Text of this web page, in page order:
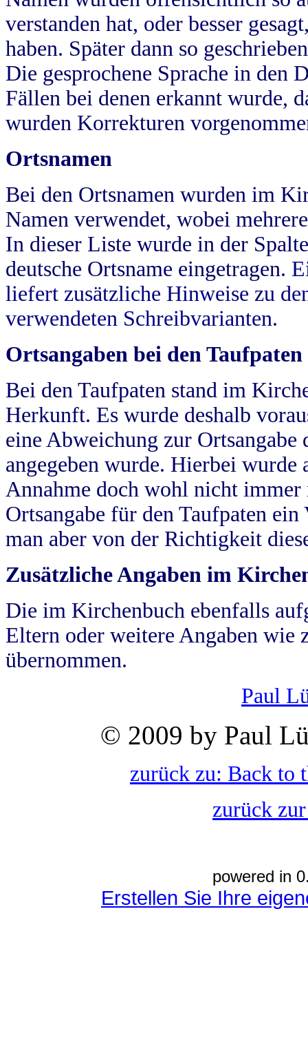
verstanden hat, oder besser
haben. Später dann so
Die gesprochene Sprache in
Fällen bei denen erkannt wurde,
wurden Korrekturen
Ortsnamen
Bei den Ortsnamen wurden im
Namen verwendet, wobei
In dieser Liste wurde in der
deutsche Ortsname eingetragen.
liefert zusätzliche Hinweise zu
verwendeten Schreibvarianten.
Ortsangaben bei den Taufpaten
Bei den Taufpaten stand im
Herkunft. Es wurde deshalb
eine Abweichung zur
angegeben wurde. Hierbei wurde
Annahme doch wohl nicht
Ortsangabe für den Taufpaten
man aber von der Richtigkeit
Zusätzliche Angaben im
Die im Kirchenbuch ebenfalls
Eltern oder weitere Angaben wie
übernommen.
Paul
© 2009 by Paul
zurück zu: Back to
zurück
powered in
Erstellen Sie Ihre